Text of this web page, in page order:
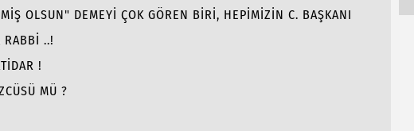
OLSUN" DEMEYİ ÇOK GÖREN BİRİ, HEPİMİZİN C. BAŞKANI
RABBİ ..!
!
MÜ ?